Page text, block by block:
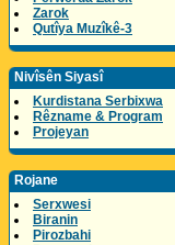
Zarok
Qutîya Muzîkê-3
Nivîsên Siyasî
Kurdistana Serbixwa
Rêzname & Program
Projeyan
Rojane
Serxwesi
Biranin
Pirozbahi